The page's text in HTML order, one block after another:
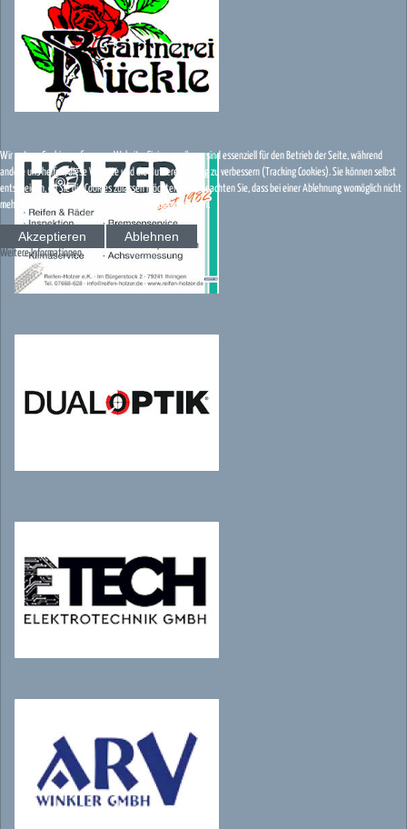
Wir nutzen Cookies auf unserer Website. Einige von ihnen sind essenziell für den Betrieb der Seite, während
andere uns helfen, diese Website und die Nutzererfahrung zu verbessern (Tracking Cookies). Sie können selbst
entscheiden, ob Sie die Cookies zulassen möchten. Bitte beachten Sie, dass bei einer Ablehnung womöglich nicht
mehr alle Funktionalitäten der Seite zur Verfügung stehen.
Akzeptieren Ablehnen
Weitere Informationen